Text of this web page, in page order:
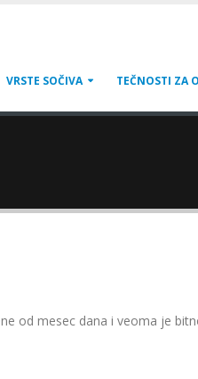
VRSTE SOČIVA TEČNOSTI ZA
od mesec dana i veoma je